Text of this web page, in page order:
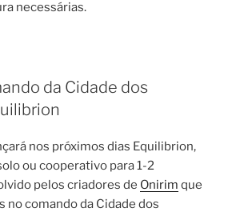
necessárias.
da Cidade dos
nos próximos dias Equilibrion,
ou cooperativo para 1-2
pelos criadores de Onirim que
no comando da Cidade dos